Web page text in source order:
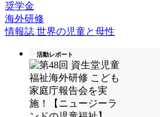
奨学金
海外研修
情報誌 世界の児童と母性
活動レポート